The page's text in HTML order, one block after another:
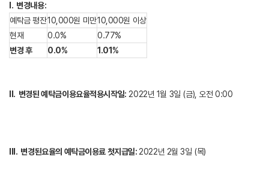
I. 변경내용:
예탁금 평잔10,000원 미만10,000원 이상
현재
0.0%
0.77%
변경후 0.0% 1.01%
II. 변경된 예탁금이용요율적용시작일: 2022년 1월 3일 (금), 오전 0:00
III. 변경된요율의 예탁금이용료첫지급일: 2022년 2월 3일 (목)